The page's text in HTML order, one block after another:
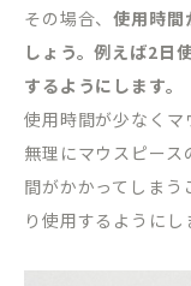
その場合、使用時間
しょう。例えば2日
するようにします。
使用時間が少なくマ
無理にマウスピー
間がかかってしま
り使用するようにし